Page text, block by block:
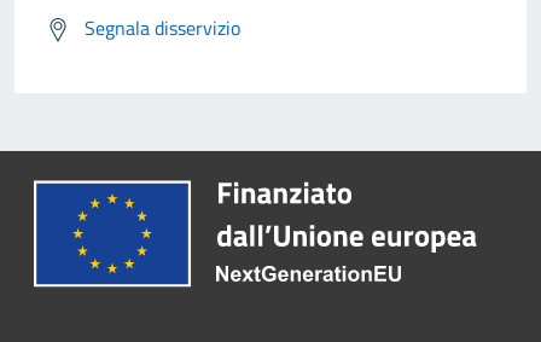
Segnala disservizio